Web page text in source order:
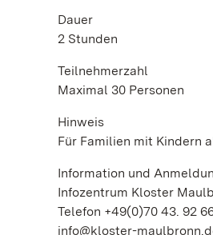
Dauer
2 Stunden
Teilnehmerzahl
Maximal 30 Personen
Hinweis
Für Familien mit Kindern
Information und
Infozentrum Kloster
Telefon +49(0)70 43. 92
info@kloster-